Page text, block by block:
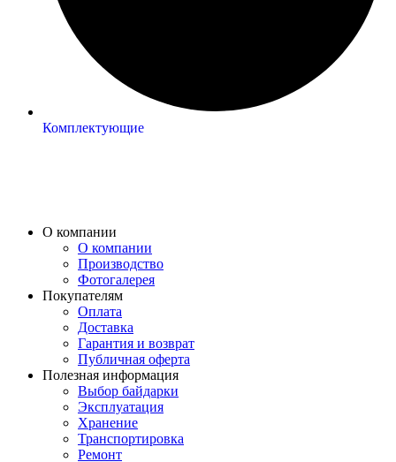
Комплектующие
О компании
О компании
Производство
Фотогалерея
Покупателям
Оплата
Доставка
Гарантия и возврат
Публичная оферта
Полезная информация
Выбор байдарки
Эксплуатация
Хранение
Транспортировка
Ремонт